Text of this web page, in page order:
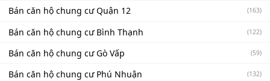
Bán căn hộ chung cư Quận 12 (163)
Bán căn hộ chung cư Bình Thạnh (122)
Bán căn hộ chung cư Gò Vấp (59)
Bán căn hộ chung cư Phú Nhuận (132)